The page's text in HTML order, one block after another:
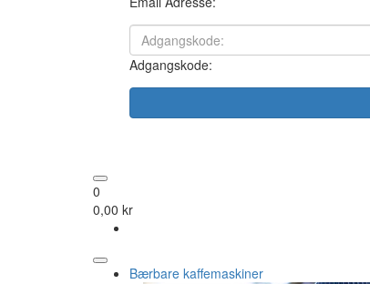
Adgangskode:
0
0,00 kr
Bærbare kaffemaskiner